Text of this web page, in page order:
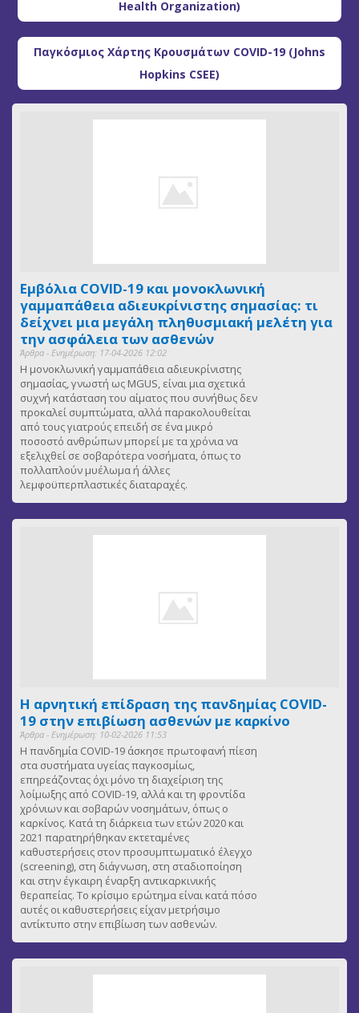
Health Organization)
Παγκόσμιος Χάρτης Κρουσμάτων COVID-19 (Johns
Hopkins CSEE)
Εμβόλια COVID-19 και μονοκλωνική
γαμμαπάθεια αδιευκρίνιστης σημασίας: τι
δείχνει μια μεγάλη πληθυσμιακή μελέτη για
την ασφάλεια των ασθενών
Άρθρα - Ενημέρωση: 17-04-2026 12:02
Η μονοκλωνική γαμμαπάθεια αδιευκρίνιστης
σημασίας, γνωστή ως MGUS, είναι μια σχετικά
συχνή κατάσταση του αίματος που συνήθως δεν
προκαλεί συμπτώματα, αλλά παρακολουθείται
από τους γιατρούς επειδή σε ένα μικρό
ποσοστό ανθρώπων μπορεί με τα χρόνια να
εξελιχθεί σε σοβαρότερα νοσήματα, όπως το
πολλαπλούν μυέλωμα ή άλλες
λεμφοϋπερπλαστικές διαταραχές.
Η αρνητική επίδραση της πανδημίας COVID-
19 στην επιβίωση ασθενών με καρκίνο
Άρθρα - Ενημέρωση: 10-02-2026 11:53
Η πανδημία COVID-19 άσκησε πρωτοφανή πίεση
στα συστήματα υγείας παγκοσμίως,
επηρεάζοντας όχι μόνο τη διαχείριση της
λοίμωξης από COVID-19, αλλά και τη φροντίδα
χρόνιων και σοβαρών νοσημάτων, όπως ο
καρκίνος. Κατά τη διάρκεια των ετών 2020 και
2021 παρατηρήθηκαν εκτεταμένες
καθυστερήσεις στον προσυμπτωματικό έλεγχο
(screening), στη διάγνωση, στη σταδιοποίηση
και στην έγκαιρη έναρξη αντικαρκινικής
θεραπείας. Το κρίσιμο ερώτημα είναι κατά πόσο
αυτές οι καθυστερήσεις είχαν μετρήσιμο
αντίκτυπο στην επιβίωση των ασθενών.